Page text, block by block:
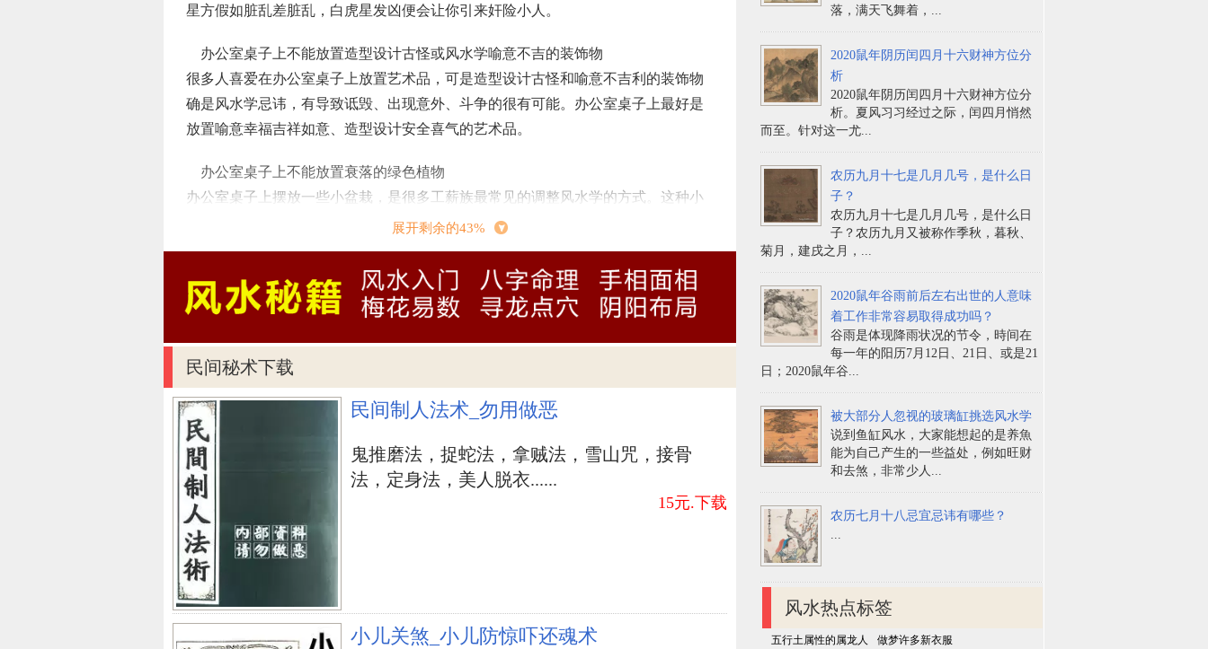
星方假如脏乱差脏乱，白虎星发凶便会让你引来奸险小人。
办公室桌子上不能放置造型设计古怪或风水学喻意不吉的装饰物
很多人喜爱在办公室桌子上放置艺术品，可是造型设计古怪和喻意不吉利的装饰物
确是风水学忌讳，有导致诋毁、出现意外、斗争的很有可能。办公室桌子上最好是
放置喻意幸福吉祥如意、造型设计安全喜气的艺术品。
办公室桌子上不能放置衰落的绿色植物
办公室桌子上摆放一些小盆栽，是很多工薪族最常见的调整风水学的方式。这种小
盆栽在风水学上可以调合附近的电磁场，更能给人产生愉快的情绪。绿色植物越发
上开展整修，假如早已凋谢就丢弃，不然衰落的气质会危害到人的运势。
坐位身后要有靠
坐位身后最好实体墙。有靠主生背靠，有贵人运，身后虛空，贵人相助没有奸险小
人就非常容易惠顾。假如你确实没法调节，泓达周易八卦对你说一个解决身后无靠
的方式：在坐位椅背上搭一件淡黄色的衣服裤子，或安装 淡黄色的靠背。淡黄色在
风水学中五行属土，能够意味着你的背靠。
坐西向东
这一坐法当下也是财气。因往东，东是3，如今8运，3与8合河图夫妻，当然也旺。
假如进出公司办公室的大门口是以东北方进出，更吉方工作中，得贵人相助相照，
破格提拔有力。因东北地区为艮，为山，坐为兑，为泽，是山泽换气。也是男孩配
美少女，随和一片，当然也吉方工作中，奸险小人遁行。这三种是当下最火的办公
桌放置方式，不仅能治服奸险小人，也通常吉方工作中，利财，工作中起來也通常
能较游刃有余。
展开剩余的43%
民间秘术下载
民间制人法术_勿用做恶
鬼推磨法，捉蛇法，拿贼法，雪山咒，接骨
法，定身法，美人脱衣......
15元.下载
小儿关煞_小儿防惊吓还魂术
落，满天飞舞着，...
2020鼠年阴历闰四月十六财神方位分
析
2020鼠年阴历闰四月十六财神方位分
析。夏风习习经过之际，闰四月悄然
而至。针对这一尤...
农历九月十七是几月几号，是什么日
子？
农历九月十七是几月几号，是什么日
子？农历九月又被称作季秋，暮秋、
菊月，建戌之月，...
2020鼠年谷雨前后左右出世的人意味
着工作非常容易取得成功吗？
谷雨是体现降雨状况的节令，時间在
每一年的阳历7月12日、21日、或是21
日；2020鼠年谷...
被大部分人忽视的玻璃缸挑选风水学
说到鱼缸风水，大家能想起的是养魚
能为自己产生的一些益处，例如旺财
和去煞，非常少人...
农历七月十八忌宜忌讳有哪些？
风水热点标签
五行土属性的属龙人
做梦许多新衣服